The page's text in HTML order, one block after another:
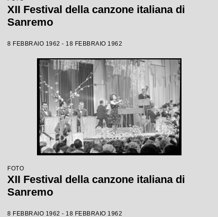
XII Festival della canzone italiana di
Sanremo
8 FEBBRAIO 1962 - 18 FEBBRAIO 1962
FOTO
XII Festival della canzone italiana di
Sanremo
8 FEBBRAIO 1962 - 18 FEBBRAIO 1962